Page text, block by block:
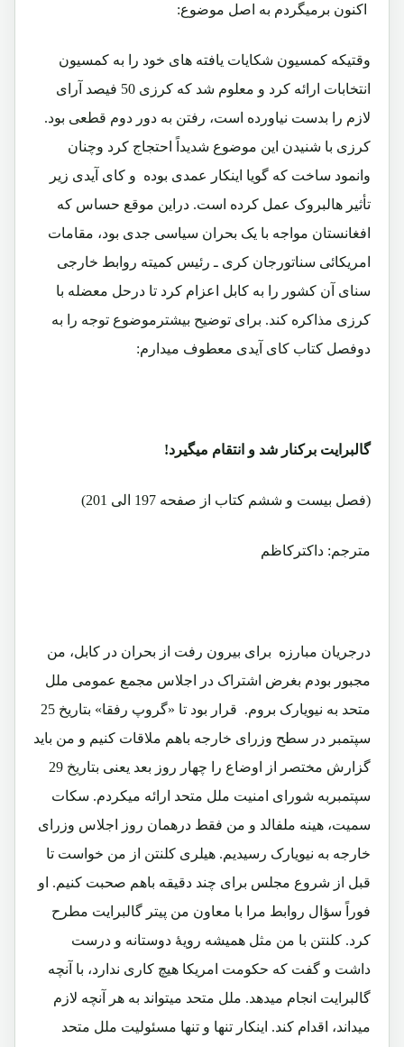
اکنون برمیگردم به اصل موضوع:
وقتیکه کمسیون شکایات یافته های خود را به کمسیون
انتخابات ارائه کرد و معلوم شد که کرزی 50 فیصد آرای
لازم را بدست نیاورده است، رفتن به دور دوم قطعی بود.
کرزی با شنیدن این موضوع شدیداً احتجاج کرد وچنان
وانمود ساخت که گویا اینکار عمدی بوده و کای آیدی زیر
تأثیر هالبروک عمل کرده است. دراین موقع حساس که
افغانستان مواجه با یک بحران سیاسی جدی بود، مقامات
امریکائی سناتورجان کری ـ رئیس کمیته روابط خارجی
سنای آن کشور را به کابل اعزام کرد تا درحل معضله با
کرزی مذاکره کند. برای توضیح بیشترموضوع توجه را به
دوفصل کتاب کای آیدی معطوف میدارم:
گالبرایت برکنار شد و انتقام میگیرد!
(فصل بیست و ششم کتاب از صفحه 197 الی 201)
مترجم: داکترکاظم
درجریان مبارزه برای بیرون رفت از بحران در کابل، من
مجبور بودم بغرض اشتراک در اجلاس مجمع عمومی ملل
متحد به نیویارک بروم. قرار بود تا «گروپ رفقا» بتاریخ 25
سپتمبر در سطح وزرای خارجه باهم ملاقات کنیم و من باید
گزارش مختصر از اوضاع را چهار روز بعد یعنی بتاریخ 29
سپتمبربه شورای امنیت ملل متحد ارائه میکردم. سکات
سمیت، هینه ملفالد و من فقط درهمان روز اجلاس وزرای
خارجه به نیویارک رسیدیم. هیلری کلنتن از من خواست تا
قبل از شروع مجلس برای چند دقیقه باهم صحبت کنیم. او
فوراً سؤال روابط مرا با معاون من پیتر گالبرایت مطرح
کرد. کلنتن با من مثل همیشه رویۀ دوستانه و درست
داشت و گفت که حکومت امریکا هیچ کاری ندارد، با آنچه
گالبرایت انجام میدهد. ملل متحد میتواند به هر آنچه لازم
میداند، اقدام کند. اینکار تنها و تنها مسئولیت ملل متحد